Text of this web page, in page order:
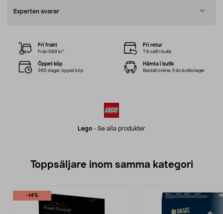
Experten svarar
Lego - Se alla produkter
Fri frakt
Från 599 kr*
Fri retur
Till valfri butik
Öppet köp
365 dagar öppet köp
Hämta i butik
Beställ online, från butikslager
Toppsäljare inom samma kategori
-14%